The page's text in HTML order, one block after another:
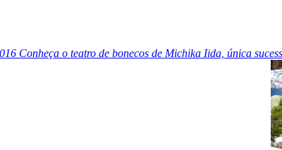
Conheça o teatro de bonecos de Michika Iida, única